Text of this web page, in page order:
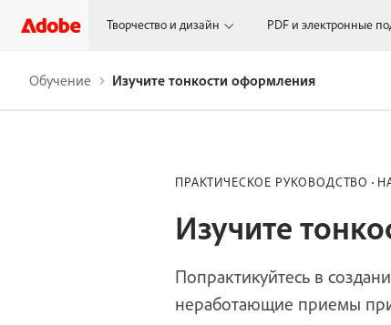
Творчество и дизайн PDF и электронные
Обучение Изучите тонкости оформления
ПРАКТИЧЕСКОЕ РУКОВОДСТВО
Изучите
Попрактикуйтесь в
неработающие приемы